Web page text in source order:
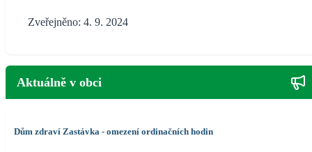
Zveřejněno: 4. 9. 2024
Aktuálně v obci
Dům zdraví Zastávka - omezení ordinačních hodin